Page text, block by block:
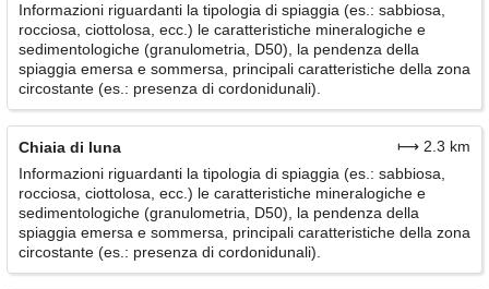
Informazioni riguardanti la tipologia di spiaggia (es.: sabbiosa,
rocciosa, ciottolosa, ecc.) le caratteristiche mineralogiche e
sedimentologiche (granulometria, D50), la pendenza della
spiaggia emersa e sommersa, principali caratteristiche della zona
circostante (es.: presenza di cordonidunali).
Chiaia di luna
⟼ 2.3 km
Informazioni riguardanti la tipologia di spiaggia (es.: sabbiosa,
rocciosa, ciottolosa, ecc.) le caratteristiche mineralogiche e
sedimentologiche (granulometria, D50), la pendenza della
spiaggia emersa e sommersa, principali caratteristiche della zona
circostante (es.: presenza di cordonidunali).